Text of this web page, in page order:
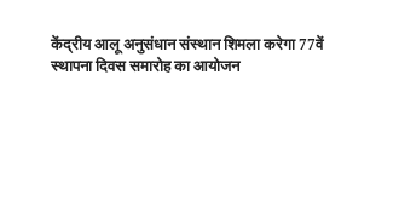
केंद्रीय आलू अनुसंधान संस्थान शिमला करेगा 77वें
स्थापना दिवस समारोह का आयोजन